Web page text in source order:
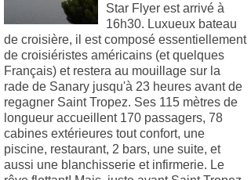
Star Flyer est arrivé à
16h30. Luxueux bateau
de croisière, il est composé essentiellement
de croisiéristes américains (et quelques
Français) et restera au mouillage sur la
rade de Sanary jusqu'à 23 heures avant de
regagner Saint Tropez. Ses 115 mètres de
longueur accueillent 170 passagers, 78
cabines extérieures tout confort, une
piscine, restaurant, 2 bars, une suite, et
aussi une blanchisserie et infirmerie. Le